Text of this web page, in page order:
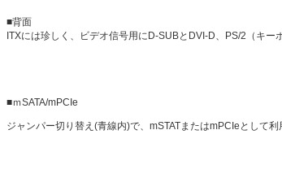
■背面
ITXには珍しく、ビデオ信号用にD-SUBとDVI-D、PS/2（キー
■ｍSATA/mPCIe
ジャンパー切り替え(青線内)で、mSTATまたはmPCIeとして